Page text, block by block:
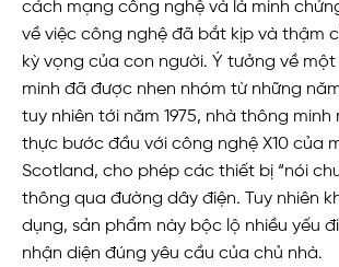
cách mạng công nghệ và là minh
về việc công nghệ đã bắt kịp và thậm
kỳ vọng của con người. Ý tưởng về
minh đã được nhen nhóm từ những
tuy nhiên tới năm 1975, nhà thông minh
thực bước đầu với công nghệ X10 của
Scotland, cho phép các thiết bị “nói
thông qua đường dây điện. Tuy nhiên
dụng, sản phẩm này bộc lộ nhiều yếu
nhận diện đúng yêu cầu của chủ nhà.